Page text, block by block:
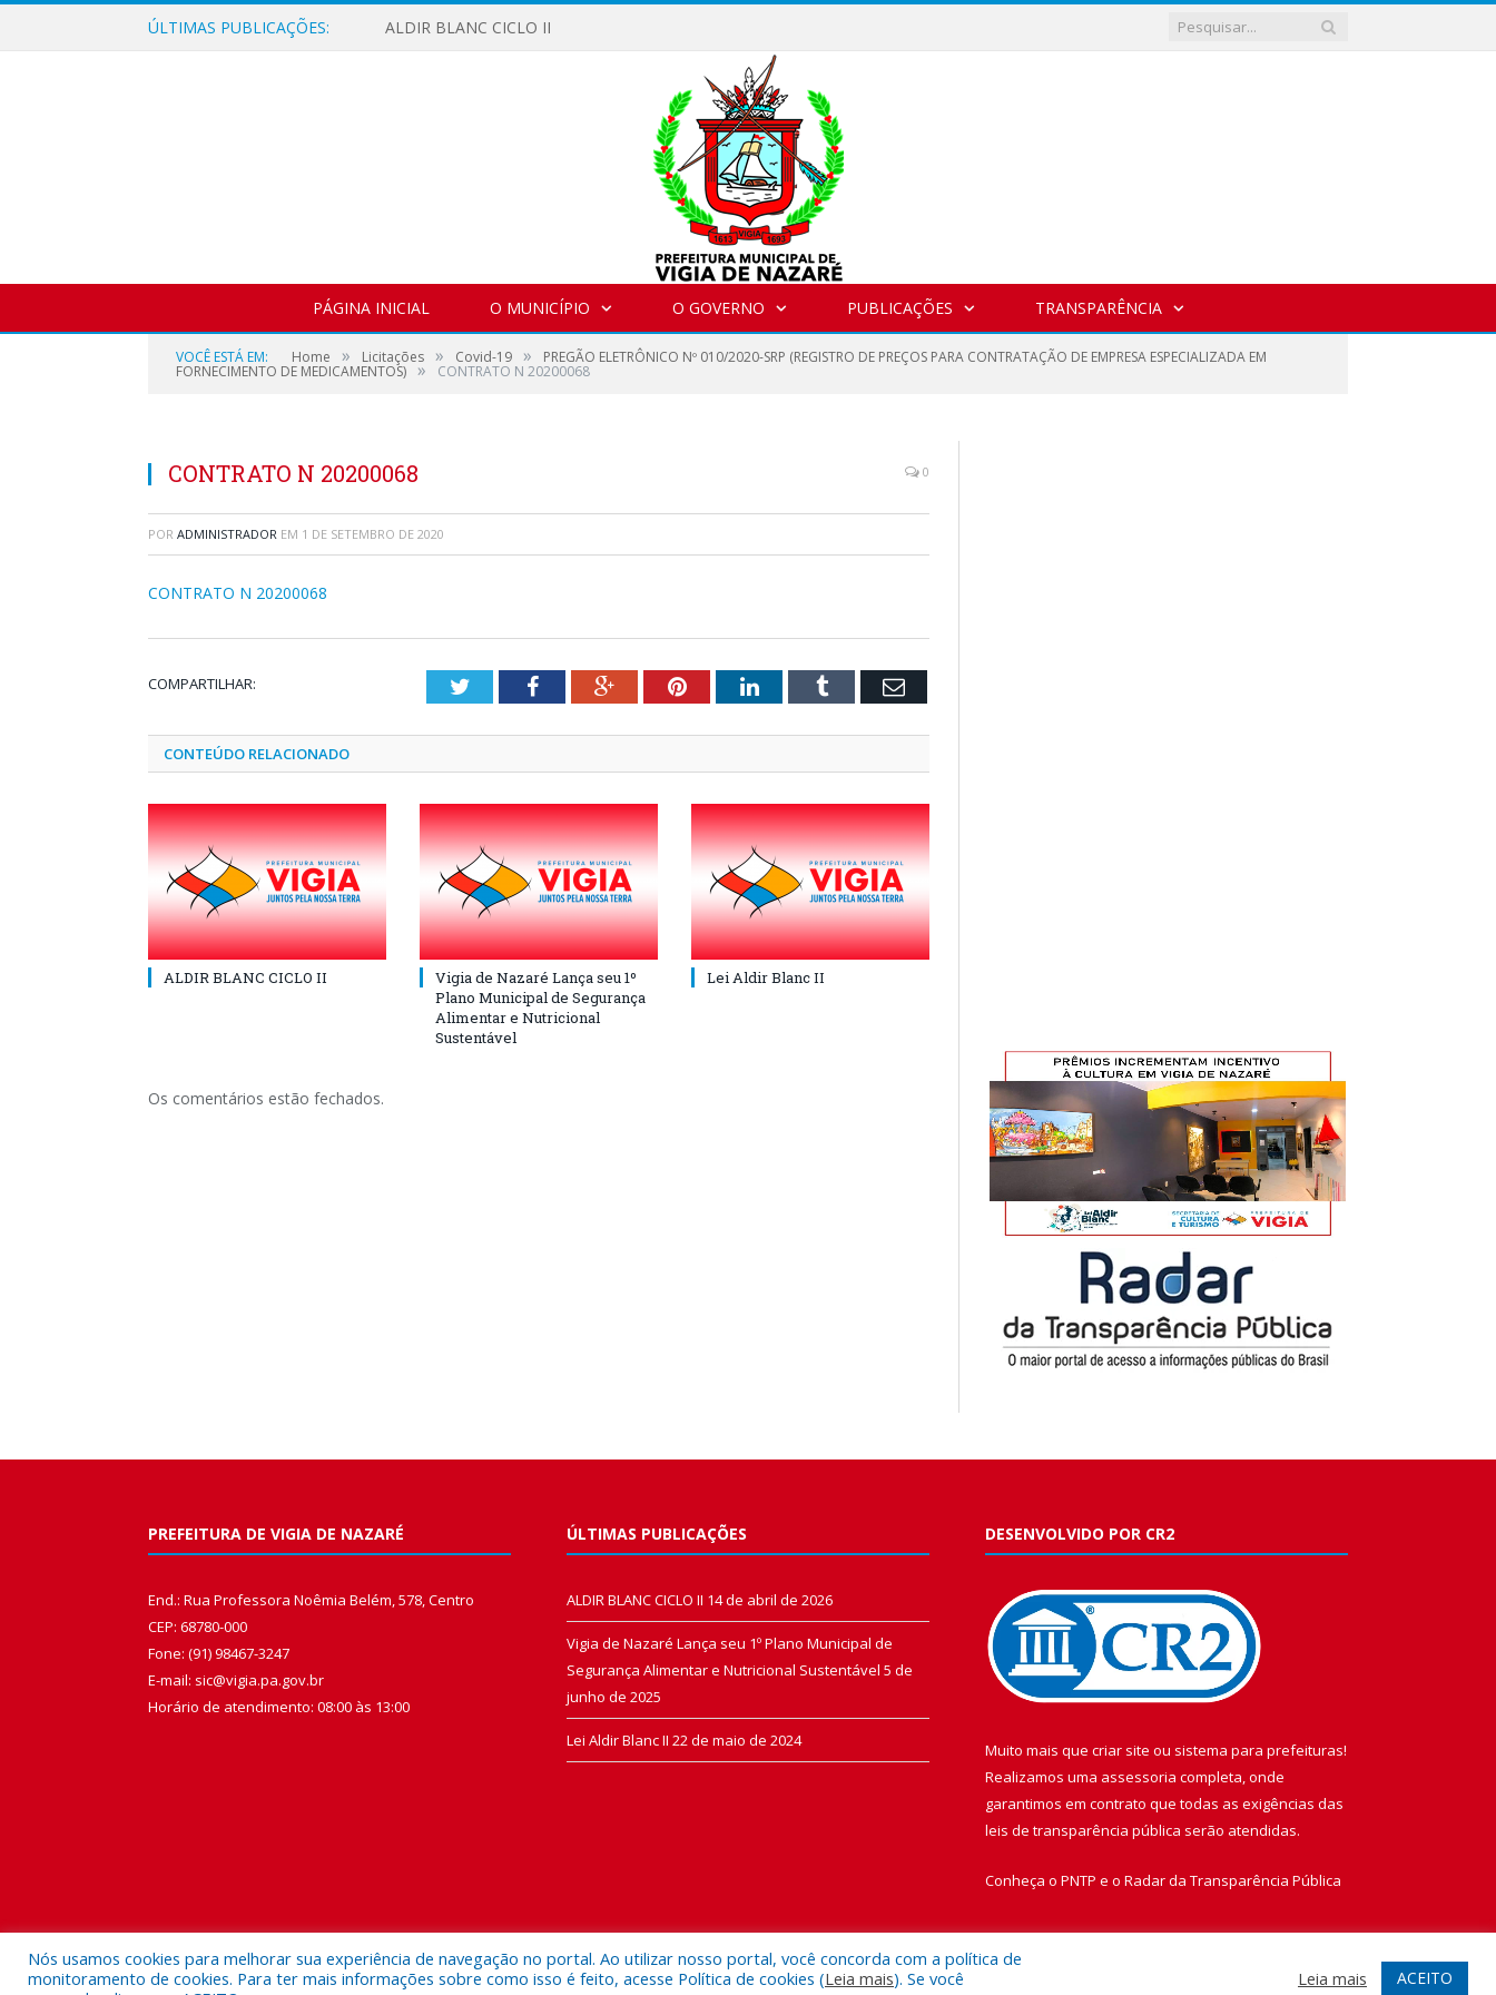
ÚLTIMAS PUBLICAÇÕES: ALDIR BLANC CICLO II
PÁGINA INICIAL O MUNICÍPIO O GOVERNO PUBLICAÇÕES TRANSPARÊNCIA
VOCÊ ESTÁ EM: Home » Licitações » Covid-19 » PREGÃO ELETRÔNICO Nº 010/2020-SRP (REGISTRO DE PREÇOS PARA CONTRATAÇÃO DE EMPRESA ESPECIALIZADA EM
FORNECIMENTO DE MEDICAMENTOS) » CONTRATO N 20200068
CONTRATO N 20200068 0
POR ADMINISTRADOR EM 1 DE SETEMBRO DE 2020
CONTRATO N 20200068
COMPARTILHAR: TwitterFacebookGoogle+PinterestLinkedInTumblr Email
CONTEÚDO RELACIONADO
ALDIR BLANC CICLO II
Vigia de Nazaré Lança seu 1º
Plano Municipal de Segurança
Alimentar e Nutricional
Sustentável
Lei Aldir Blanc II
Os comentários estão fechados.
PREFEITURA DE VIGIA DE NAZARÉ
End.: Rua Professora Noêmia Belém, 578, Centro
CEP: 68780-000
Fone: (91) 98467-3247
E-mail: sic@vigia.pa.gov.br
Horário de atendimento: 08:00 às 13:00
ÚLTIMAS PUBLICAÇÕES
ALDIR BLANC CICLO II 14 de abril de 2026
Vigia de Nazaré Lança seu 1º Plano Municipal de
Segurança Alimentar e Nutricional Sustentável 5 de
junho de 2025
Lei Aldir Blanc II 22 de maio de 2024
DESENVOLVIDO POR CR2
Muito mais que criar site ou sistema para prefeituras!
Realizamos uma assessoria completa, onde
garantimos em contrato que todas as exigências das
leis de transparência pública serão atendidas.
Conheça o PNTP e o Radar da Transparência Pública
Nós usamos cookies para melhorar sua experiência de navegação no portal. Ao utilizar nosso portal, você concorda com a política de
monitoramento de cookies. Para ter mais informações sobre como isso é feito, acesse Política de cookies (Leia mais). Se você
Leia mais ACEITO